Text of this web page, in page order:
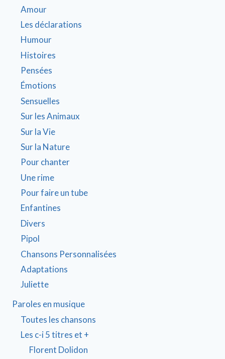
Amour
Les déclarations
Humour
Histoires
Pensées
Émotions
Sensuelles
Sur les Animaux
Sur la Vie
Sur la Nature
Pour chanter
Une rime
Pour faire un tube
Enfantines
Divers
Pipol
Chansons Personnalisées
Adaptations
Juliette
Paroles en musique
Toutes les chansons
Les c-i 5 titres et +
Florent Dolidon